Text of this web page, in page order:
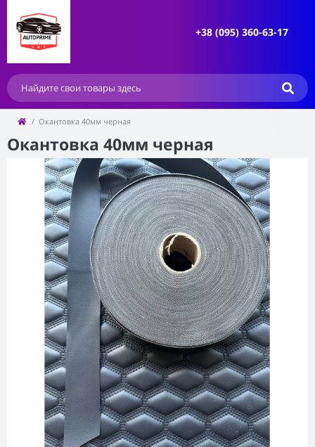
+38 (095) 360-63-17
Окантовка 40мм черная
Окантовка 40мм черная